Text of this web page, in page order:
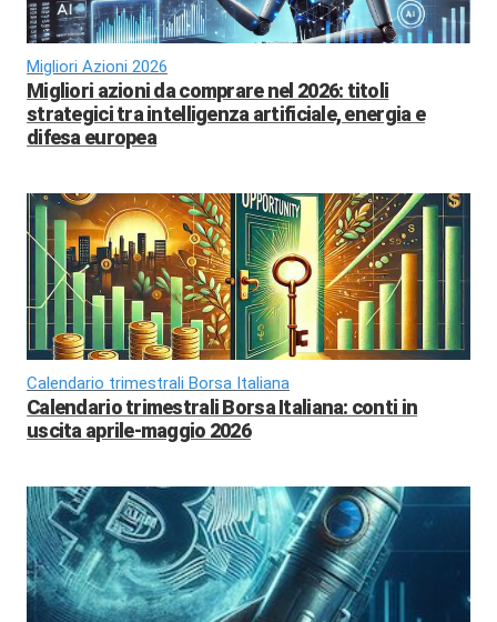
Migliori Azioni 2026
Migliori azioni da comprare nel 2026: titoli
strategici tra intelligenza artificiale, energia e
difesa europea
Calendario trimestrali Borsa Italiana
Calendario trimestrali Borsa Italiana: conti in
uscita aprile-maggio 2026